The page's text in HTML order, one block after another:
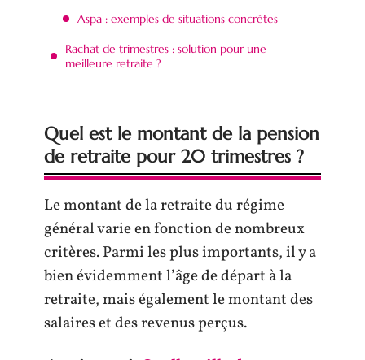
Aspa : exemples de situations concrètes
Rachat de trimestres : solution pour une
meilleure retraite ?
Quel est le montant de la pension
de retraite pour 20 trimestres ?
Le montant de la retraite du régime
général varie en fonction de nombreux
critères. Parmi les plus importants, il y a
bien évidemment l’âge de départ à la
retraite, mais également le montant des
salaires et des revenus perçus.